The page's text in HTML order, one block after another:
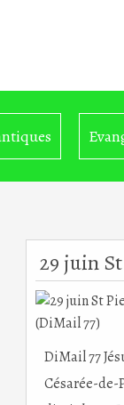
DiMail 77
Césarée-